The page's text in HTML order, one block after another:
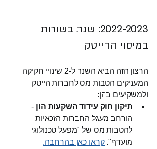
2022-2023: שנת בשורות
במיסוי ההייטק
הרצון הזה הביא השנה ל-2 שינויי חקיקה
המעניקים הטבות מס לחברות הייטק
ולמשקיעים בהן:
תיקון חוק עידוד השקעות הון -
הורחב מעגל החברות הזכאיות
להטבות מס של "מפעל טכנולוגי
מועדף". קראו כאן בהרחבה.